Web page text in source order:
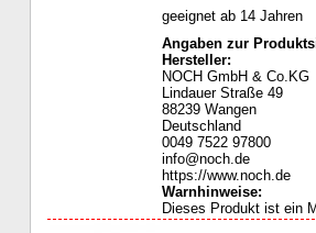
geeignet ab 14 Jahren
Angaben zur
Hersteller:
NOCH GmbH & Co.KG
Lindauer Straße 49
88239 Wangen
Deutschland
0049 7522 97800
info@noch.de
https://www.noch.de
Warnhinweise:
Dieses Produkt ist ein